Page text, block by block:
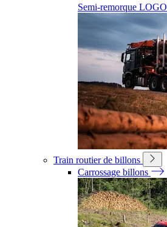
Semi-remorque LOGO
Train routier de billons
Carrossage billons